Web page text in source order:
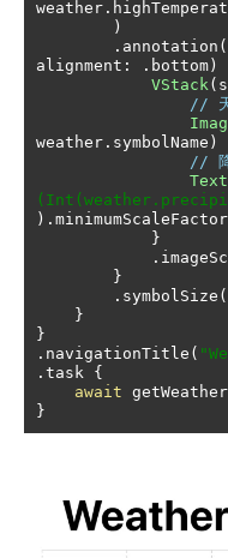
weather .
)
. annotation (
alignment : . bottom )
VStack (
// 天
weather . symbolName )
// 降
Text
). minimumScaleFactor
}
.
}
. symbolSize (
}
}
. navigationTitle (
. task {
await getWeather
}